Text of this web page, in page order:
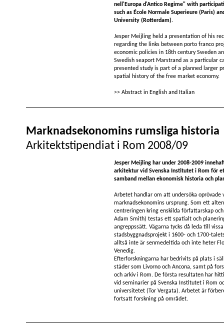
nell'Europa d'Antico Regime" with
such as École Normale Superieure (Paris)
University (Rotterdam).
Jesper Meijling held a presentation of his
regarding the links between porto franco
economic policies in 18th century Sweden
Swedish seaport Marstrand as a particular
presented study is part of a planned larger
spatial history of the free market economy.
>> Abstract in English and Italian
Marknadsekonomins rumsliga historia
Arkitektstipendiat i Rom 2008/09
Jesper Meijling har under 2008-2009
arkitektur vid Svenska Institutet i Rom för
samband mellan ekonomisk historia och
Arbetet handlar om att undersöka oprövade
marknadsekonomins ursprung. Som ett
centreringen kring enskilda författarskap
Adam Smith) testas ett spatialt och
angreppssätt. Vägarna tycks då leda till
stadsbyggnadsprojekt i 1600- och 1700-
alltså inte är senmedeltida och inte heter
Venedig.
Efterforskningarna har bedrivits på plats i
städer som Livorno och Ancona, samt på
och arkiv i Rom. De första resultaten har
vid seminarier på Svenska Institutet i Rom
universitetet (Tor Vergata). Arbetet är
fortsatt forskning på området.